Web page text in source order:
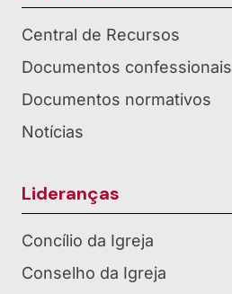
Central de Recursos
Documentos confessionais
Documentos normativos
Notícias
Lideranças
Concílio da Igreja
Conselho da Igreja